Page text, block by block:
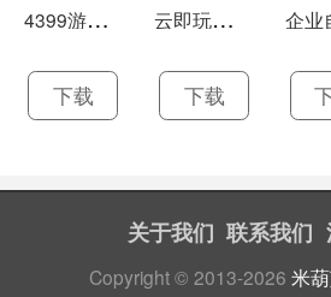
4
399游戏盒 官方下载 7.9.1
下载
云
即玩游戏盒 1.0.5.4
下载
关于我们 联系我们
Copyright © 2013-2026 米